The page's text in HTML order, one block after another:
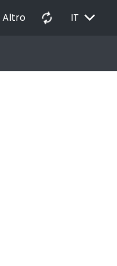
Altro autorenew IT EXPAND_MORE